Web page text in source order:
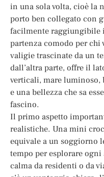
in una sola volta, cioè la
porto ben collegato con
facilmente raggiungibile
partenza comodo per chi
valigie trascinate da un
dall’altra parte, offre il
verticali, mare luminoso,
e una bellezza che sa
fascino.
Il primo aspetto
realistiche. Una mini
equivale a un soggiorno
tempo per esplorare
calma da residenti o da